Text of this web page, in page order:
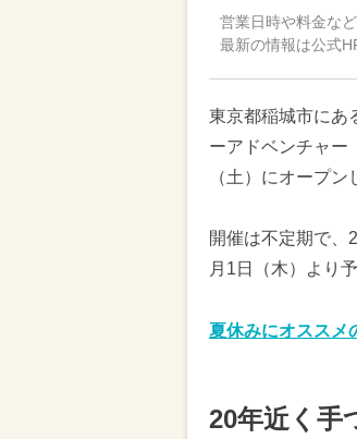
営業日時や料金な
最新の情報は公式
東京都稲城市にあ
ーアドベンチャー
（土）にオープ
開催は不定期で、
月1日（木）より
夏休みにオススメ
20年近く手